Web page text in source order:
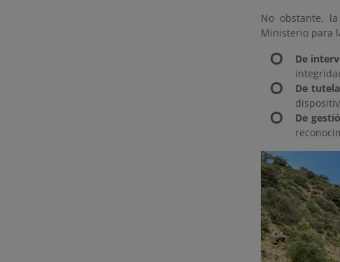
No obstante,
Ministerio para
De
De tutela
De